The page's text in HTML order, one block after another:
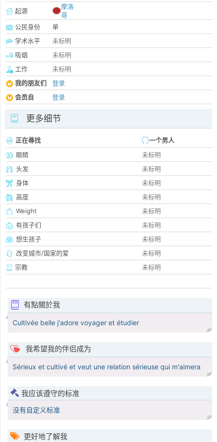
起源
摩洛
哥
公民身份
单
学术水平
未标明
吸烟
未标明
工作
未标明
我的朋友们
登录
会员自
登录
更多细节
正在尋找
一个男人
眼睛
未标明
头发
未标明
身体
未标明
高度
未标明
Weight
未标明
有孩子们
未标明
想生孩子
未标明
改变城市/国家的爱
未标明
宗教
未标明
有點關於我
Cultivée belle j'adore voyager et étudier
我希望我的伴侣成为
Sérieux et cultivé et veut une relation sérieuse qui m'aimera
我应该遵守的标准
没有自定义标准
更好地了解我